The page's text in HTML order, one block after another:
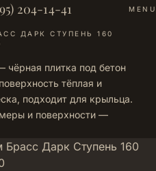
204-14-41
MENU
ДАРК СТУПЕНЬ 160
чёрная плитка под бетон
тёплая и
подходит для крыльца.
и поверхности —